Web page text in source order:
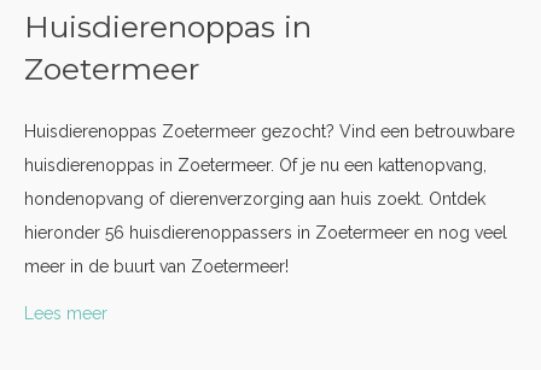
Huisdierenoppas in
Zoetermeer
Huisdierenoppas Zoetermeer gezocht? Vind een betrouwbare
huisdierenoppas in Zoetermeer. Of je nu een kattenopvang,
hondenopvang of dierenverzorging aan huis zoekt. Ontdek
hieronder 56 huisdierenoppassers in Zoetermeer en nog veel
meer in de buurt van Zoetermeer!
Lees meer